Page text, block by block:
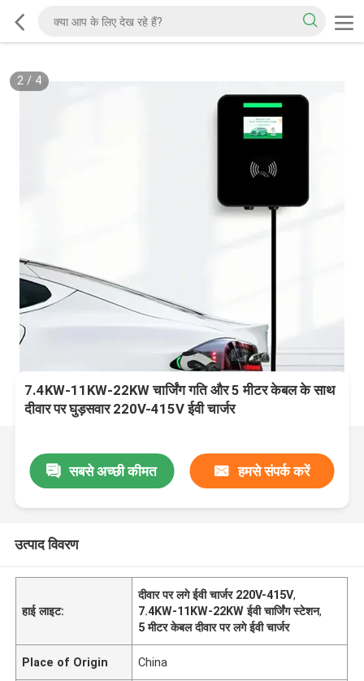
2/ 4
7.4KW-11KW-22KW चार्जिंग गति और 5 मीटर केबल के साथ
दीवार पर घुड़सवार 220V-415V ईवी चार्जर
सबसे अच्छी कीमत हमसे संपर्क करें
उत्पाद विवरण
हाई लाइट:
दीवार पर लगे ईवी चार्जर 220V-415V,
7.4KW-11KW-22KW ईवी चार्जिंग स्टेशन,
5 मीटर केबल दीवार पर लगे ईवी चार्जर
Place of Origin China